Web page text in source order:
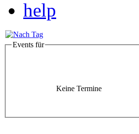
Events für
Keine Termine